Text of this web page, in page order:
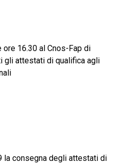
16.30 al Cnos-Fap di
gli attestati di qualifica agli
consegna degli attestati di